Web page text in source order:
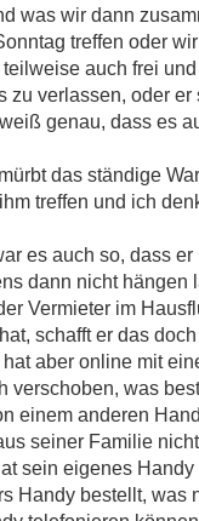
was wir dann
treffen oder
auch frei
zu verlassen, oder
genau, dass es
das ständige
treffen und ich
es auch so, dass
dann nicht hängen
Vermieter im
schafft er das
aber online mit
verschoben, was
einem anderen
seiner Familie
sein eigenes
Handy bestellt, was